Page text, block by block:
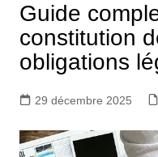
Guide
constitution
obligations
29 décembre 2025